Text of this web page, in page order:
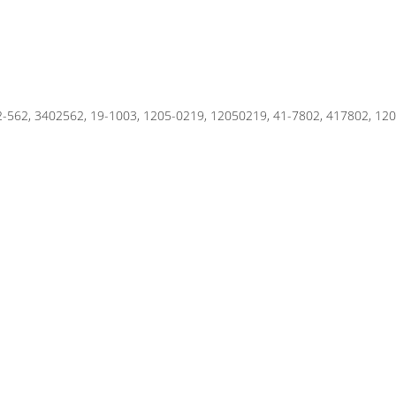
3402562, 19-1003, 1205-0219, 12050219, 41-7802, 417802,